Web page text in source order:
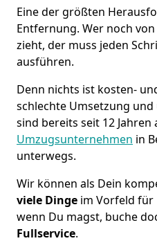
Eine der größten
Entfernung. Wer noch
zieht, der muss jeden
ausführen.
Denn nichts ist kosten-
schlechte Umsetzung
sind bereits seit 12 Jahren
Umzugsunternehmen in
unterwegs.
Wir können als Dein
viele Dinge im Vorfeld für
wenn Du magst, buche
Fullservice.